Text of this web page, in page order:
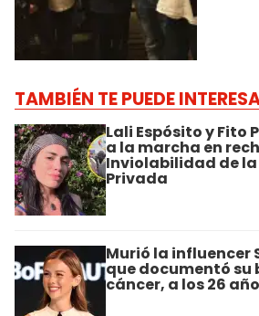
TAMBIÉN TE PUEDE
Lali Espósito y Fito
a la marcha en
Inviolabilidad de
Privada
Murió la influencer
que documentó
cáncer, a los 26